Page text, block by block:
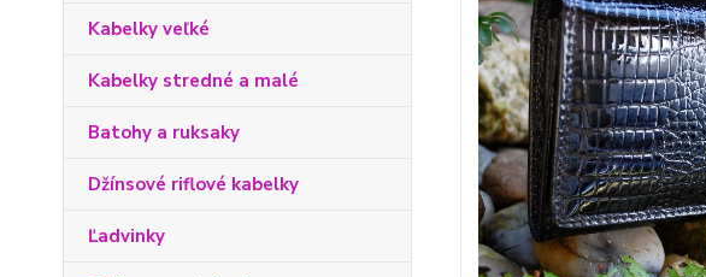
Kabelky veľké
Kabelky stredné a malé
Batohy a ruksaky
Džínsové riflové kabelky
Ľadvinky